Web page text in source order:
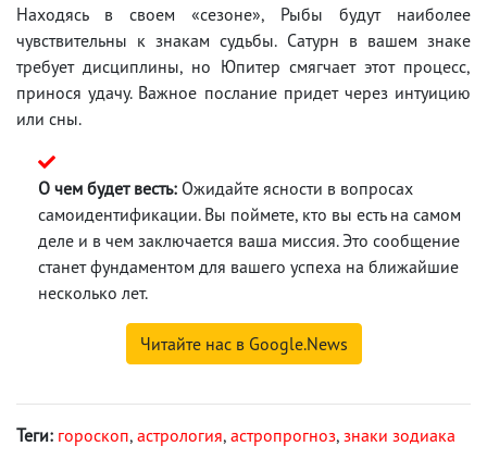
Находясь в своем «сезоне», Рыбы будут наиболее
чувствительны к знакам судьбы. Сатурн в вашем знаке
требует дисциплины, но Юпитер смягчает этот процесс,
принося удачу. Важное послание придет через интуицию
или сны.
О чем будет весть: Ожидайте ясности в вопросах
самоидентификации. Вы поймете, кто вы есть на самом
деле и в чем заключается ваша миссия. Это сообщение
станет фундаментом для вашего успеха на ближайшие
несколько лет.
Читайте нас в Google.News
Теги: гороскоп, астрология, астропрогноз, знаки зодиака